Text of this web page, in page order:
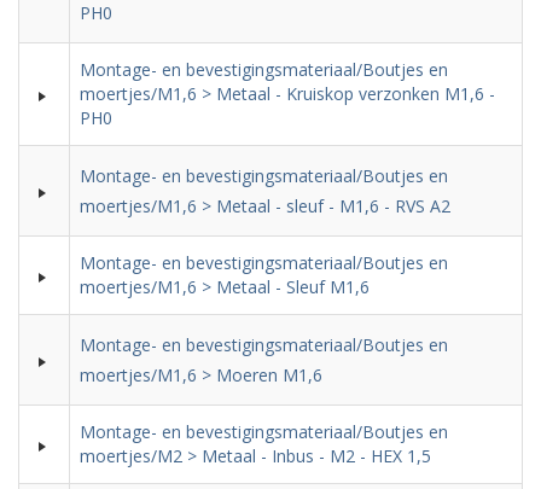
PH0
Montage- en bevestigingsmateriaal/Boutjes en
moertjes/M1,6 > Metaal - Kruiskop verzonken M1,6 -
PH0
Montage- en bevestigingsmateriaal/Boutjes en
moertjes/M1,6 > Metaal - sleuf - M1,6 - RVS A2
Montage- en bevestigingsmateriaal/Boutjes en
moertjes/M1,6 > Metaal - Sleuf M1,6
Montage- en bevestigingsmateriaal/Boutjes en
moertjes/M1,6 > Moeren M1,6
Montage- en bevestigingsmateriaal/Boutjes en
moertjes/M2 > Metaal - Inbus - M2 - HEX 1,5